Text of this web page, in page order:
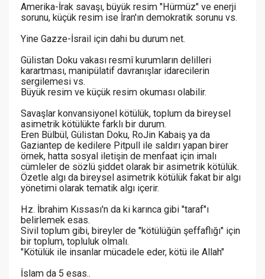
Amerika-İrak savaşı, büyük resim "Hürmüz" ve enerji
sorunu, küçük resim ise İran'ın demokratik sorunu vs.
Yine Gazze-İsrail için dahi bu durum net.
Gülistan Doku vakası resmî kurumların delilleri
karartması, manipülatif davranışlar idarecilerin
sergilemesi vs.
Büyük resim ve küçük resim okuması olabilir.
Savaşlar konvansiyonel kötülük, toplum da bireysel
asimetrik kötülükte farklı bir durum.
Eren Bülbül, Gülistan Doku, RoJin Kabaiş ya da
Gaziantep de kedilere Pitpull ile saldırı yapan birer
örnek, hatta sosyal iletişin de menfaat için imalı
cümleler de sözlü şiddet olarak bir asimetrik kötülük.
Özetle algı da bireysel asimetrik kötülük fakat bir algı
yönetimi olarak tematik algı içerir.
Hz. İbrahim Kıssası'n da ki karınca gibi "taraf"ı
belirlemek esas.
Sivil toplum gibi, bireyler de "kötülüğün şeffaflığı" için
bir toplum, topluluk olmalı.
"Kötülük ile insanlar mücadele eder, kötü ile Allah"
İslam da 5 esas..